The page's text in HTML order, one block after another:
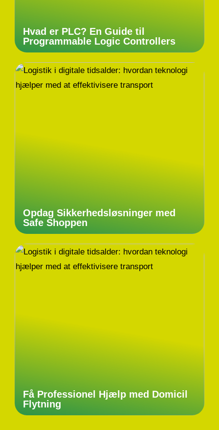
Hvad er PLC? En Guide til
Programmable Logic Controllers
Opdag Sikkerhedsløsninger med
Safe Shoppen
Få Professionel Hjælp med Domicil
Flytning